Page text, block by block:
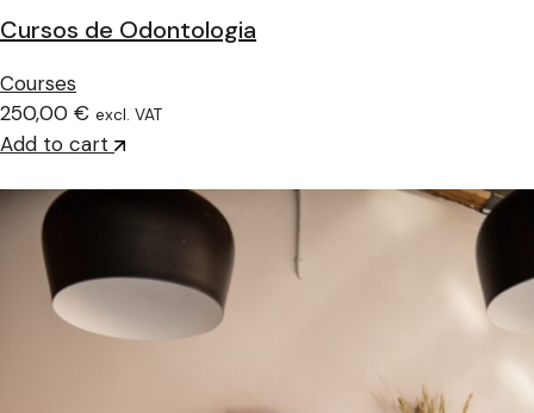
Cursos de Odontologia
Courses
250,00 € excl. VAT
Add to cart